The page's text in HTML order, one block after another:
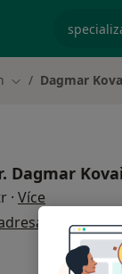
Změna města
Dagmar
Dagmar
· Víceo